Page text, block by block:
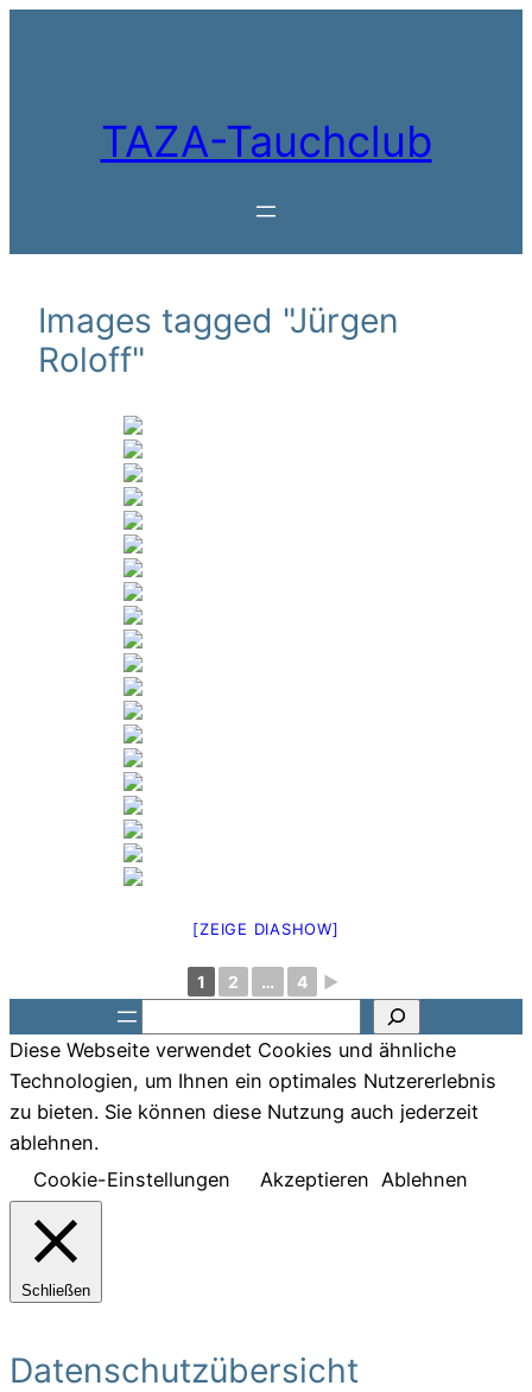
TAZA-Tauchclub
Images tagged "Jürgen
Roloff"
[ZEIGE DIASHOW]
1 2 … 4 ►
Diese Webseite verwendet Cookies und ähnliche
Technologien, um Ihnen ein optimales Nutzererlebnis
zu bieten. Sie können diese Nutzung auch jederzeit
ablehnen.
Cookie-Einstellungen
Akzeptieren Ablehnen
Schließen
Datenschutzübersicht